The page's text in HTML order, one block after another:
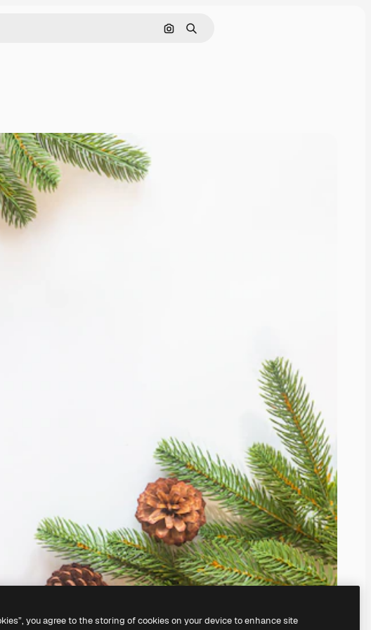
Cerca per immagine
Ricerca
you agree to the storing of cookies on your device to enhance site